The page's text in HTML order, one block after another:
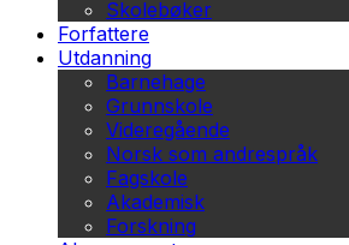
Skolebøker
Forfattere
Utdanning
Barnehage
Grunnskole
Videregående
Norsk som andrespråk
Fagskole
Akademisk
Forskning